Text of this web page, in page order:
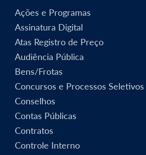
Ações e Programas
Assinatura Digital
Atas Registro de Preço
Audiência Pública
Bens/Frotas
Concursos e Processos Seletivos
Conselhos
Contas Públicas
Contratos
Controle Interno